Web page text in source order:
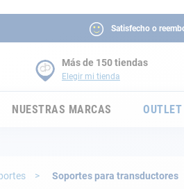
Satisfecho o
Más de 150 tiendas
Elegir mi tienda
NUESTRAS MARCAS OUTLET
Soportes para transductores